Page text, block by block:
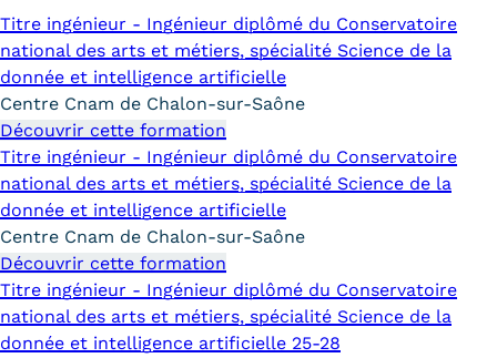
Formulaire de contact
Formations
Trouver votre formation
OFFRE EN BFC
OFFRE NATIONALE
Catalogue national
Équivalences, passerelles et
Titre ingénieur - Ingénieur diplômé du Conservatoire
national des arts et métiers, spécialité Science de la
donnée et intelligence artificielle
Centre Cnam de Chalon-sur-Saône
Découvrir cette formation
Titre ingénieur - Ingénieur diplômé du Conservatoire
national des arts et métiers, spécialité Science de la
donnée et intelligence artificielle
Centre Cnam de Chalon-sur-Saône
Découvrir cette formation
Titre ingénieur - Ingénieur diplômé du Conservatoire
national des arts et métiers, spécialité Science de la
donnée et intelligence artificielle 25-28